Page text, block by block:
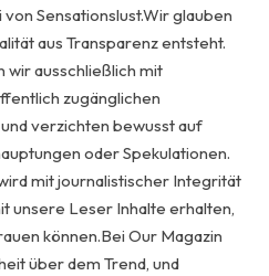
Sensationslust.Wir glauben
aus Transparenz entsteht.
wir ausschließlich mit
zugänglichen
verzichten bewusst auf
oder Spekulationen.
mit journalistischer Integrität
unsere Leser Inhalte erhalten,
können.Bei Our Magazin
über dem Trend, und